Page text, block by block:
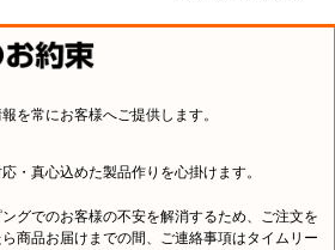
を常にお客様へご提供します。
・真心込めた製品作りを心掛けます。
グでのお客様の不安を解消するため、ご注文を
商品お届けまでの間、ご連絡事項はタイムリー